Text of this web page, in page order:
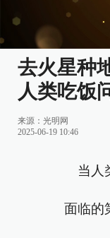
去火星种
人类吃饭
来源： 光明网
2025-06-19 10:46
当人
面临的